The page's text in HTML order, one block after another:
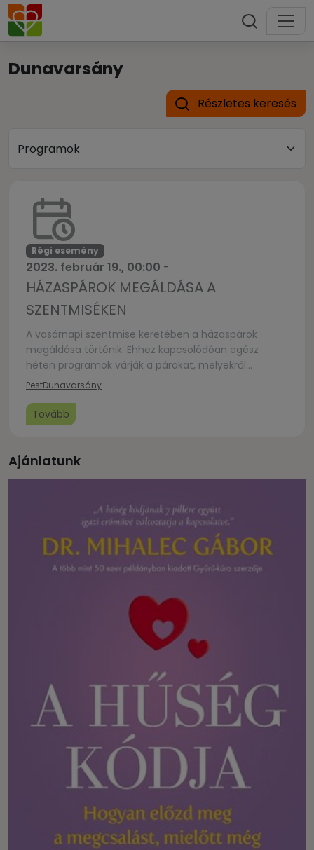
Dunavarsány
Részletes keresés
Régi esemény
2023. február 19., 00:00 -
HÁZASPÁROK MEGÁLDÁSA A
SZENTMISÉKEN
A vasárnapi szentmise keretében a házaspárok
megáldása történik. Ehhez kapcsolódóan egész
héten programok várják a párokat, melyekről
részletesen olvashatnak a plakáton. Mindenkit
PestDunavarsány
Tovább
Ajánlatunk